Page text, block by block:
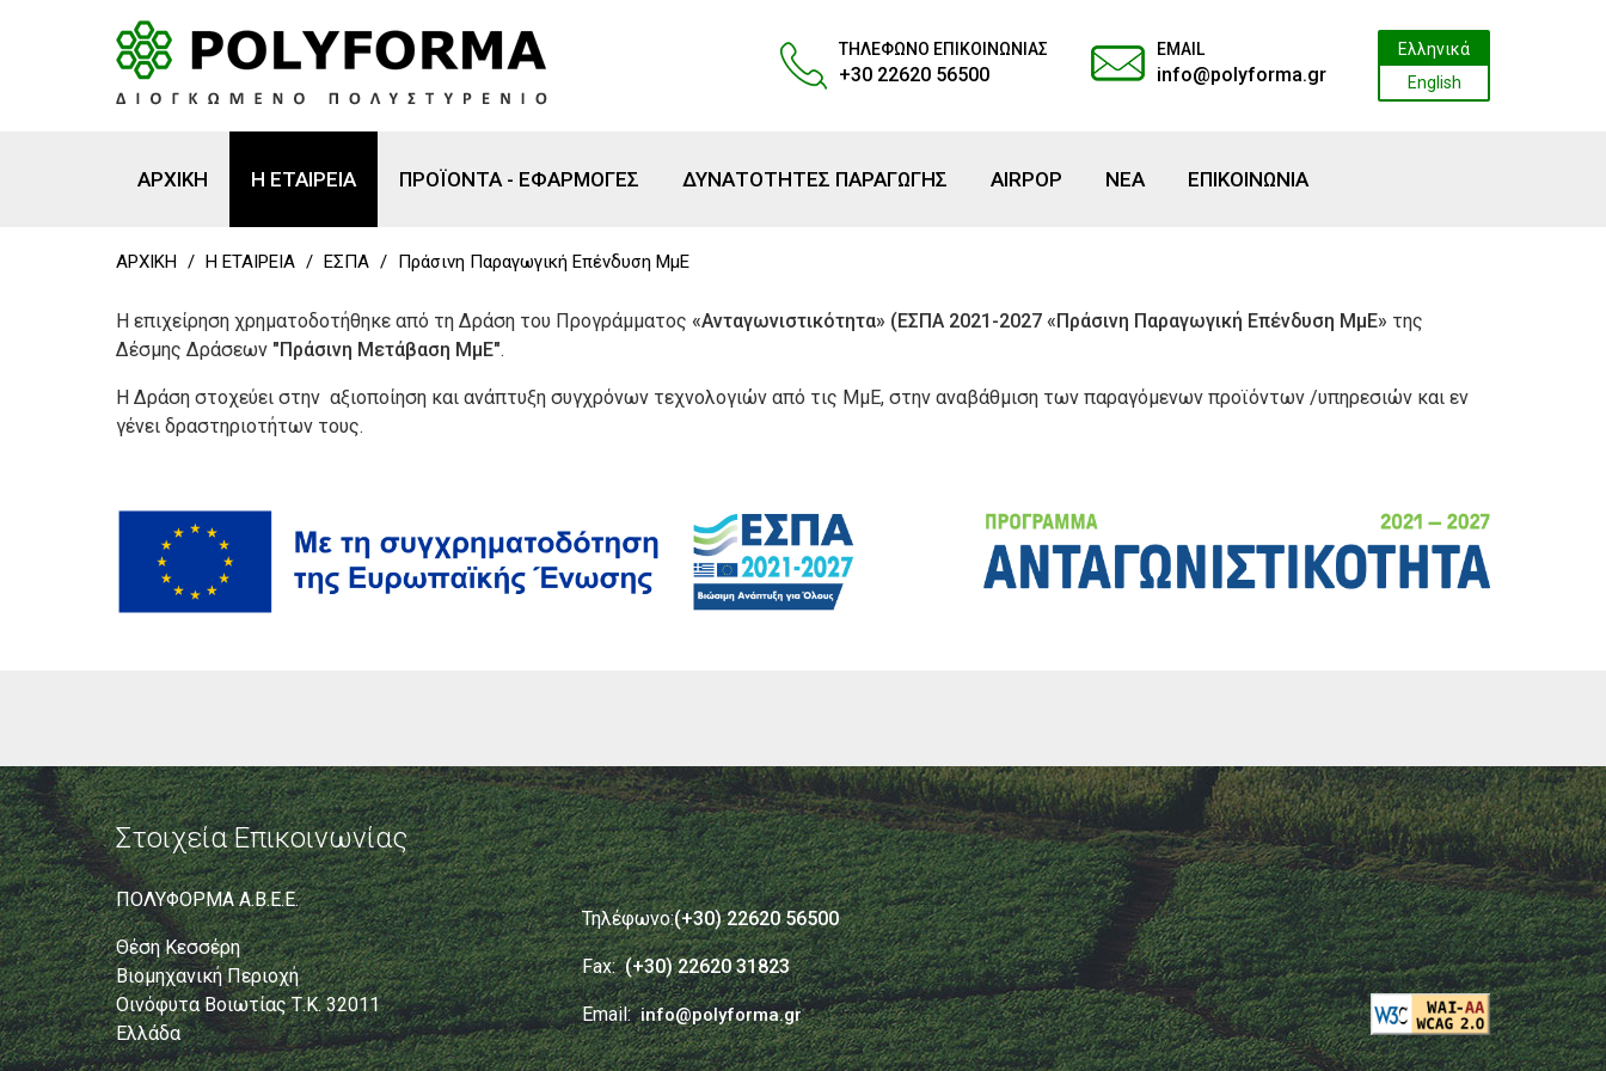
Ελληνικά
English
ΤΗΛΕΦΩΝΟ ΕΠΙΚΟΙΝΩΝΙΑΣ
+30 22620 56500
EMAIL
info@polyforma.gr
ΑΡΧΙΚΗ Η ΕΤΑΙΡΕΙΑ ΠΡΟΪΟΝΤΑ - ΕΦΑΡΜΟΓΕΣ ΔΥΝΑΤΟΤΗΤΕΣ ΠΑΡΑΓΩΓΗΣ AIRPOP ΝΕΑ ΕΠΙΚΟΙΝΩΝΙΑ
ΑΡΧΙΚΗ / Η ΕΤΑΙΡΕΙΑ / ΕΣΠΑ / Πράσινη Παραγωγική Επένδυση ΜμΕ
Η επιχείρηση χρηματοδοτήθηκε από τη Δράση του Προγράμματος «Ανταγωνιστικότητα» (ΕΣΠΑ 2021-2027 «Πράσινη Παραγωγική Επένδυση ΜμΕ» της
Δέσμης Δράσεων "Πράσινη Μετάβαση ΜμΕ".
Η Δράση στοχεύει στην αξιοποίηση και ανάπτυξη συγχρόνων τεχνολογιών από τις ΜμΕ, στην αναβάθμιση των παραγόμενων προϊόντων /υπηρεσιών και εν
γένει δραστηριοτήτων τους.
Στοιχεία Επικοινωνίας
ΠΟΛΥΦΟΡΜΑ Α.Β.Ε.Ε.
Θέση Κεσσέρη
Βιομηχανική Περιοχή
Οινόφυτα Βοιωτίας Τ.Κ. 32011
Ελλάδα
Τηλέφωνο:(+30) 22620 56500
Fax:(+30) 22620 31823
Email:info@polyforma.gr